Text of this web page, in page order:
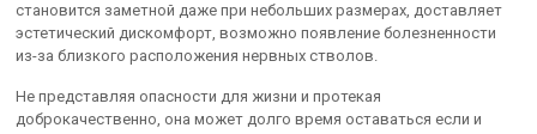
становится заметной даже при небольших размерах, доставляет
эстетический дискомфорт, возможно появление болезненности
из-за близкого расположения нервных стволов.
Не представляя опасности для жизни и протекая
доброкачественно, она может долго время оставаться если и